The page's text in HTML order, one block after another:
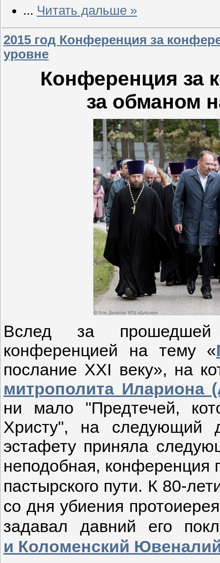
... Читать дальше »
2015 год Конференция за
уровне
Конференция за
за обманом
Вслед за
конференцией на тему «
послание XXI веку», на
митрополита Илариона
ни мало "Предтечей,
Христу", на следующий
эстафету приняла
неподобная, конференция
пастырского пути. К 80-
со дня убиения
задавал давний его
и Коломенский